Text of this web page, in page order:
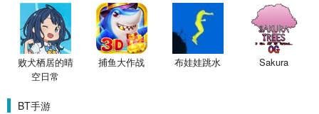
败犬栖居的晴
空日常
捕鱼大作战 布娃娃跳水 Sakura
BT手游